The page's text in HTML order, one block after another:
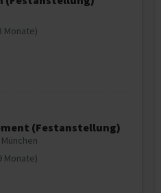
Monate)
(Festanstellung)
Monate)